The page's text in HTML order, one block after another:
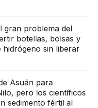
gran problema del
botellas, bolsas y
hidrógeno sin liberar
Asuán para
pero los científicos
sedimento fértil al